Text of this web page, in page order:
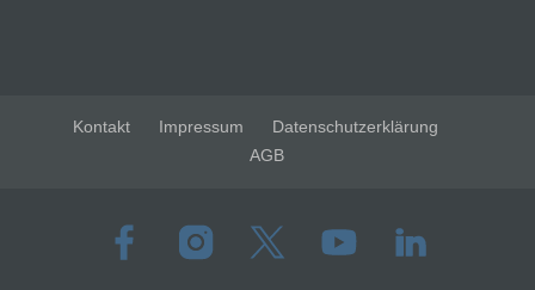
Kontakt Impressum
Datenschutzerklärung
AGB